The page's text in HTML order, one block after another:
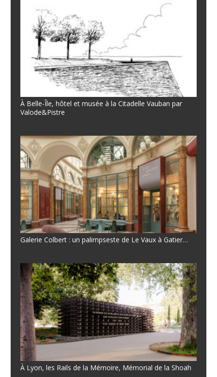
À Belle-Île, hôtel et musée à la Citadelle Vauban par
Valode&Pistre
Galerie Colbert : un palimpseste de Le Vaux à Gatier…
À Lyon, les Rails de la Mémoire, Mémorial de la Shoah